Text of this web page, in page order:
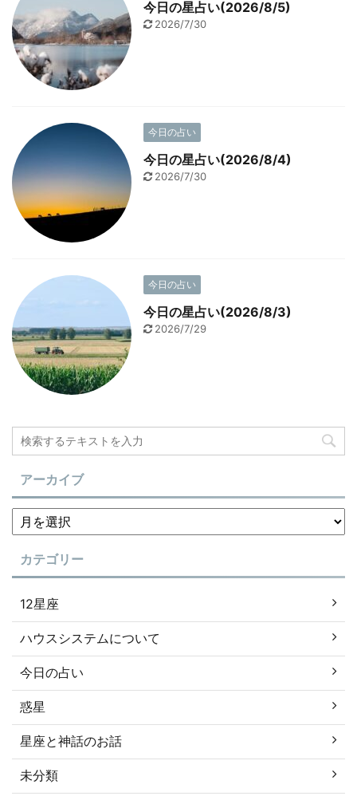
今日の星占い(2026/8/5)
2026/7/30
今日の占い
今日の星占い(2026/8/4)
2026/7/30
今日の占い
今日の星占い(2026/8/3)
2026/7/29
アーカイブ
カテゴリー
12星座
ハウスシステムについて
今日の占い
惑星
星座と神話のお話
未分類